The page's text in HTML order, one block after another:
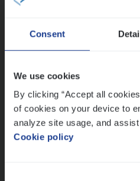
Consent
We use cookies
By clicking “Accept all
of cookies on your device to
analyze site usage, and
Cookie policy
Benefits
Insurance Operations
Beveren
Dos­sier­be­heer­der